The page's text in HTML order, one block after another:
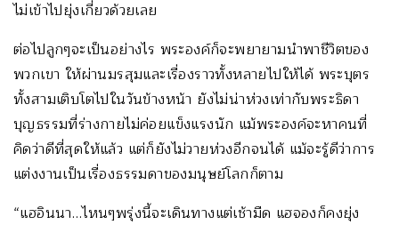
ไม่เข้าไปยุ่งเกี่ยวด้วยเลย
ต่อไปลูกๆจะเป็นอย่างไร พระองค์ก็จะพยายามนำพาชีวิตของ
พวกเขา ให้ผ่านมรสุมและเรื่องราวทั้งหลายไปให้ได้ พระบุตร
ทั้งสามเติบโตไปในวันข้างหน้า ยังไม่น่าห่วงเท่ากับพระธิดา
บุญธรรมที่ร่างกายไม่ค่อยแข็งแรงนัก แม้พระองค์จะหาคนที่
คิดว่าดีที่สุดให้แล้ว แต่ก็ยังไม่วายห่วงอีกจนได้ แม้จะรู้ดีว่าการ
แต่งงานเป็นเรื่องธรรมดาของมนุษย์โลกก็ตาม
“แฮอินนา…ไหนๆพรุ่งนี้จะเดินทางแต่เช้ามืด แฮจองก็คงยุ่ง